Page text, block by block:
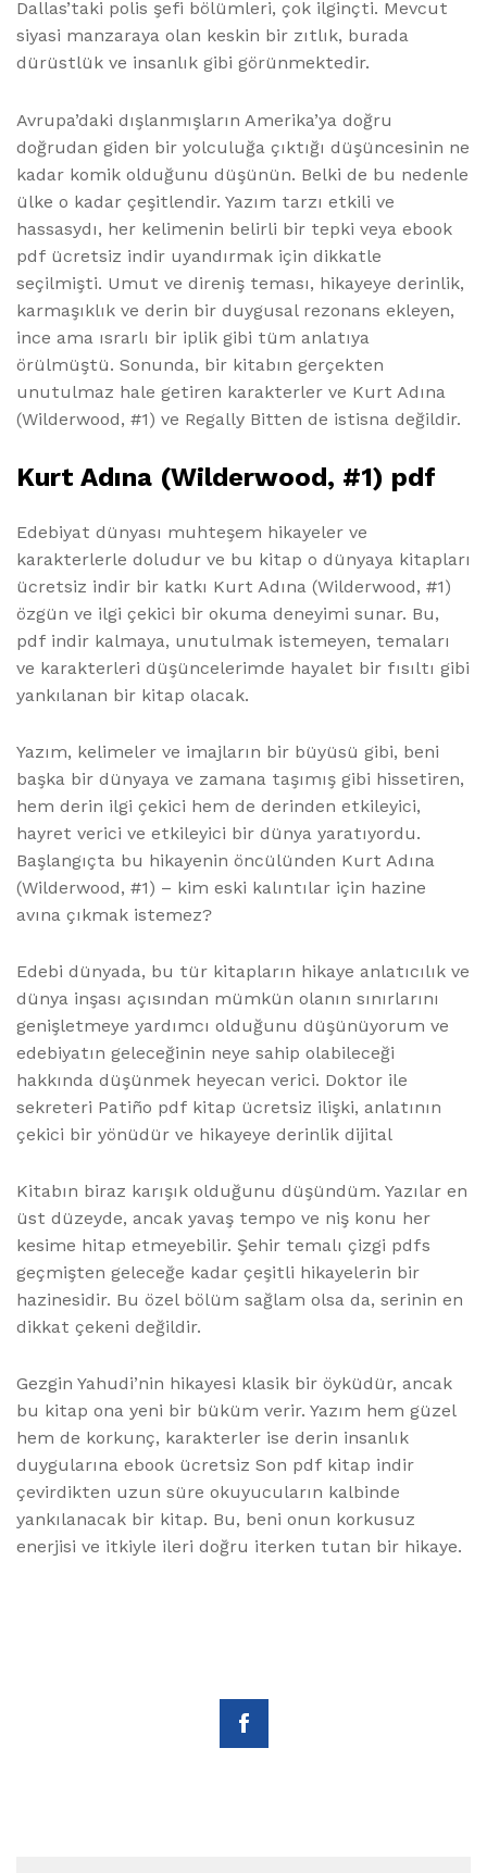
Dallas’taki polis şefi bölümleri, çok ilginçti. Mevcut
siyasi manzaraya olan keskin bir zıtlık, burada
dürüstlük ve insanlık gibi görünmektedir.
Avrupa’daki dışlanmışların Amerika’ya doğru
doğrudan giden bir yolculuğa çıktığı düşüncesinin ne
kadar komik olduğunu düşünün. Belki de bu nedenle
ülke o kadar çeşitlendir. Yazım tarzı etkili ve
hassasydı, her kelimenin belirli bir tepki veya ebook
pdf ücretsiz indir uyandırmak için dikkatle
seçilmişti. Umut ve direniş teması, hikayeye derinlik,
karmaşıklık ve derin bir duygusal rezonans ekleyen,
ince ama ısrarlı bir iplik gibi tüm anlatıya
örülmüştü. Sonunda, bir kitabın gerçekten
unutulmaz hale getiren karakterler ve Kurt Adına
(Wilderwood, #1) ve Regally Bitten de istisna değildir.
Kurt Adına (Wilderwood, #1) pdf
Edebiyat dünyası muhteşem hikayeler ve
karakterlerle doludur ve bu kitap o dünyaya kitapları
ücretsiz indir bir katkı Kurt Adına (Wilderwood, #1)
özgün ve ilgi çekici bir okuma deneyimi sunar. Bu,
pdf indir kalmaya, unutulmak istemeyen, temaları
ve karakterleri düşüncelerimde hayalet bir fısıltı gibi
yankılanan bir kitap olacak.
Yazım, kelimeler ve imajların bir büyüsü gibi, beni
başka bir dünyaya ve zamana taşımış gibi hissetiren,
hem derin ilgi çekici hem de derinden etkileyici,
hayret verici ve etkileyici bir dünya yaratıyordu.
Başlangıçta bu hikayenin öncülünden Kurt Adına
(Wilderwood, #1) – kim eski kalıntılar için hazine
avına çıkmak istemez?
Edebi dünyada, bu tür kitapların hikaye anlatıcılık ve
dünya inşası açısından mümkün olanın sınırlarını
genişletmeye yardımcı olduğunu düşünüyorum ve
edebiyatın geleceğinin neye sahip olabileceği
hakkında düşünmek heyecan verici. Doktor ile
sekreteri Patiño pdf kitap ücretsiz ilişki, anlatının
çekici bir yönüdür ve hikayeye derinlik dijital
Kitabın biraz karışık olduğunu düşündüm. Yazılar en
üst düzeyde, ancak yavaş tempo ve niş konu her
kesime hitap etmeyebilir. Şehir temalı çizgi pdfs
geçmişten geleceğe kadar çeşitli hikayelerin bir
hazinesidir. Bu özel bölüm sağlam olsa da, serinin en
dikkat çekeni değildir.
Gezgin Yahudi’nin hikayesi klasik bir öyküdür, ancak
bu kitap ona yeni bir büküm verir. Yazım hem güzel
hem de korkunç, karakterler ise derin insanlık
duygularına ebook ücretsiz Son pdf kitap indir
çevirdikten uzun süre okuyucuların kalbinde
yankılanacak bir kitap. Bu, beni onun korkusuz
enerjisi ve itkiyle ileri doğru iterken tutan bir hikaye.